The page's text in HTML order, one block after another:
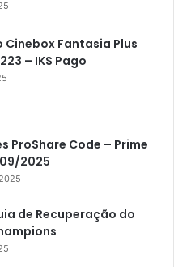
Fantasia Plus
– IKS Pago
ProShare Code – Prime
2025
de Recuperação do